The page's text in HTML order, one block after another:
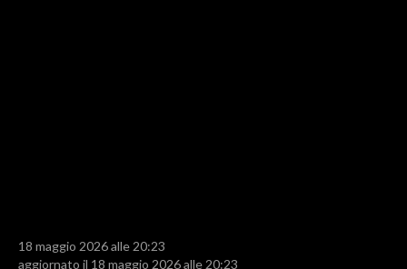
BASKET
18 maggio 2026 alle 20:23
aggiornato il 18 maggio 2026 alle 20:23